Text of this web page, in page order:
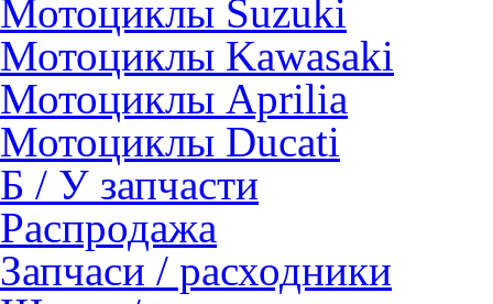
Мотоциклы Suzuki
Мотоциклы Kawasaki
Мотоциклы Aprilia
Мотоциклы Ducati
Б / У запчасти
Распродажа
Запчаси / расходники